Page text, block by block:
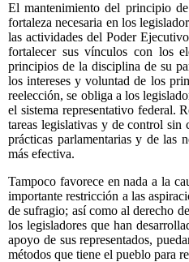
El mantenimiento del principio
fortaleza necesaria en los
las actividades del Poder
fortalecer sus vínculos con los
principios de la disciplina de su
los intereses y voluntad de los
reelección, se obliga a los
el sistema representativo federal.
tareas legislativas y de control sin
prácticas parlamentarias y de las
más efectiva.
Tampoco favorece en nada a la
importante restricción a las
de sufragio; así como al derecho
los legisladores que han
apoyo de sus representados,
métodos que tiene el pueblo para